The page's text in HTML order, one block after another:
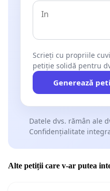
Scrieți cu propriile
petiție solidă pentru
Generează
Datele dvs. rămân ale
Confidențialitate
Alte petiții care v-ar putea